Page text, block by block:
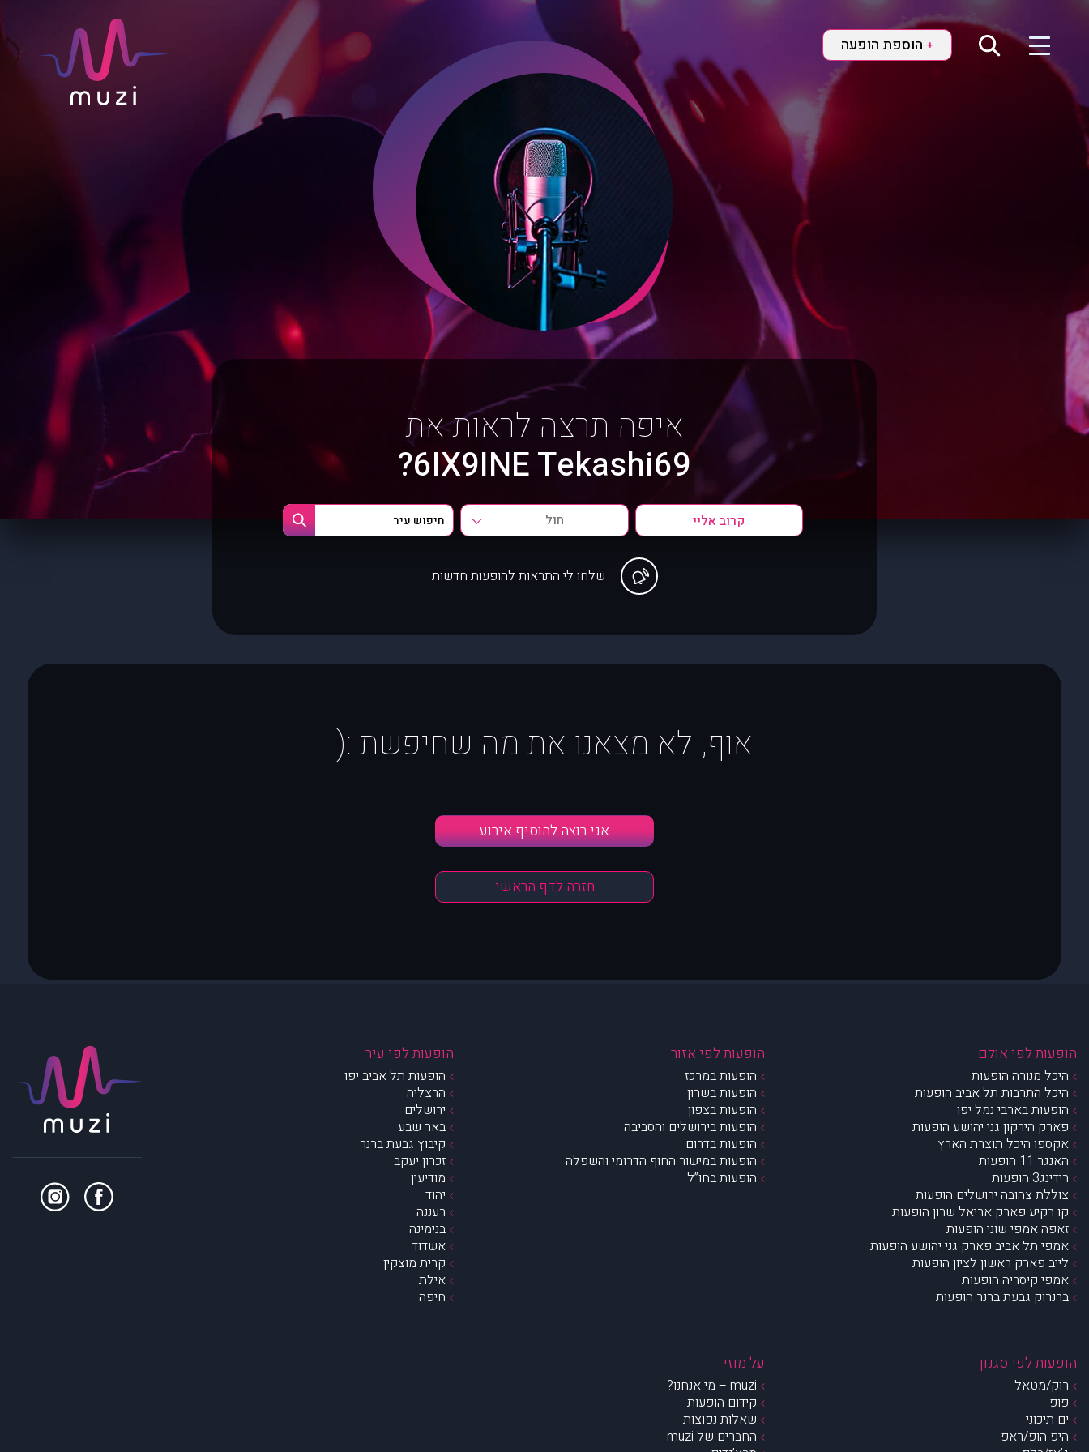
+ הוספת הופעה
איפה תרצה לראות את
6IX9INE Tekashi69?
חול
שלחו לי התראות להופעות חדשות
אוף, לא מצאנו את מה שחיפשת :(
אני רוצה להוסיף אירוע
חזרה לדף הראשי
הופעות לפי אולם
היכל מנורה הופעות
היכל התרבות תל אביב הופעות
הופעות בארבי נמל יפו
פארק הירקון גני יהושע הופעות
אקספו היכל תוצרת הארץ
האנגר 11 הופעות
רידינג3 הופעות
צוללת צהובה ירושלים הופעות
קו רקיע פארק אריאל שרון הופעות
זאפה אמפי שוני הופעות
אמפי תל אביב פארק גני יהושע הופעות
לייב פארק ראשון לציון הופעות
אמפי קיסריה הופעות
ברנרוק גבעת ברנר הופעות
הופעות לפי אזור
הופעות במרכז
הופעות בשרון
הופעות בצפון
הופעות בירושלים והסביבה
הופעות בדרום
הופעות במישור החוף הדרומי והשפלה
הופעות בחו”ל
הופעות לפי עיר
הופעות תל אביב יפו
הרצליה
ירושלים
באר שבע
קיבוץ גבעת ברנר
זכרון יעקב
מודיעין
יהוד
רעננה
בנימינה
אשדוד
קרית מוצקין
אילת
חיפה
הופעות לפי סגנון
רוק/מטאל
פופ
ים תיכוני
היפ הופ/ראפ
על מוזי
muzi – מי אנחנו?
קידום הופעות
שאלות נפוצות
החברים של muzi